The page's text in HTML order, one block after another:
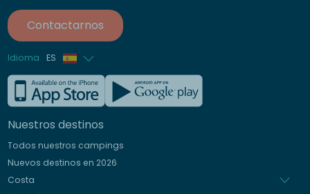
Contactarnos
Idioma ES
Francés
Inglés
Alemán
Nuestros destinos
Todos nuestros campings
Nuevos destinos en 2026
Costa